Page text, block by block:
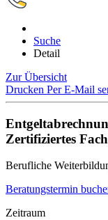
Suche
Detail
Zur Übersicht
Drucken Per E-Mail
Zertifiziertes
Berufliche
Beratungstermin
Zeitraum